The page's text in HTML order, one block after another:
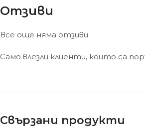
Отзиви
Все още няма отзиви.
Само влезли клиенти, които са
Свързани продукти